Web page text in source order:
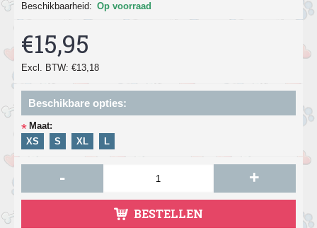
Beschikbaarheid: Op voorraad
€15,95
Excl. BTW: €13,18
Beschikbare opties:
* Maat:
XS
S XL L
- +
BESTELLEN